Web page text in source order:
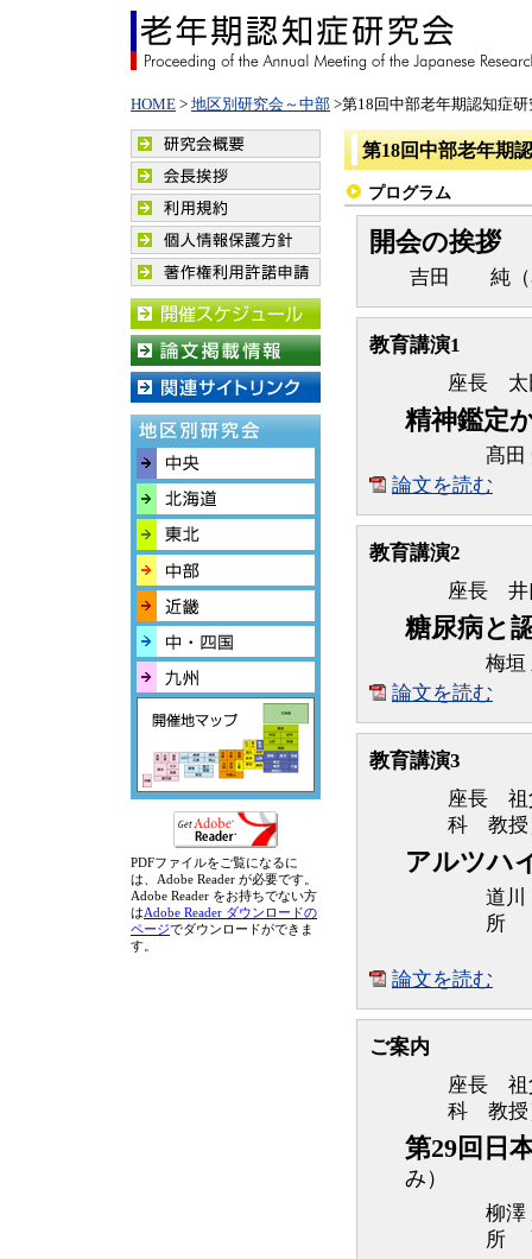
HOME > 地区別研究会～中部 >第18回中部老年期認知症研
第18回中部老年期
プログラム
開会の挨拶
吉田 純（名
教育講演1
座長 太
精神鑑定
髙
論文を読む
教育講演2
座長 井
糖尿病と
梅
論文を読む
教育講演3
座長 祖
科 教授
アルツハ
道
所
論文を読む
ご案内
座長 祖
科 教授
第29回日
み）
柳澤
所
PDFファイルをご覧になるに
は、Adobe Reader が必要です。
Adobe Reader をお持ちでない方
はAdobe Reader ダウンロードの
ページでダウンロードができま
す。